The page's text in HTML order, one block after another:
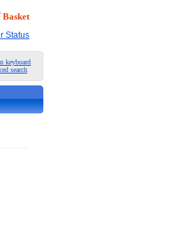
Basket
Status
keyboard
search